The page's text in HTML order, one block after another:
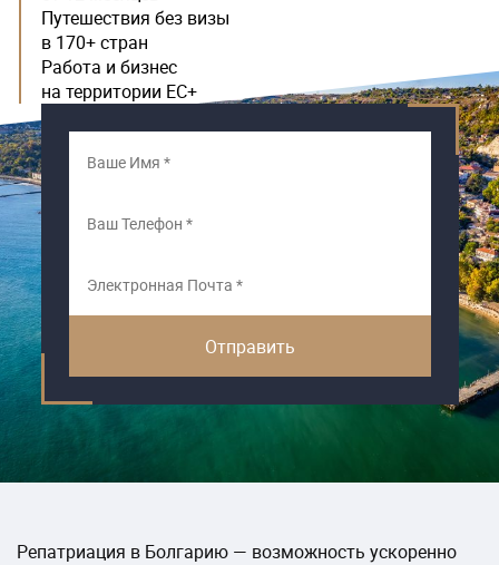
Путешествия без визы
в 170+ стран
Работа и бизнес
на территории ЕС+
Репатриация в Болгарию — возможность ускоренно